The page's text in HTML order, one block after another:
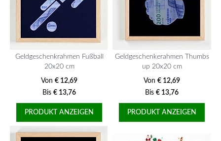
Geldgeschenkrahmen Fußball
20x20 cm
Von € 12,69
Bis € 13,76
PRODUKT ANZEIGEN
Geldgeschenkerahmen Thumbs
up 20x20 cm
Von € 12,69
Bis € 13,76
PRODUKT ANZEIGEN